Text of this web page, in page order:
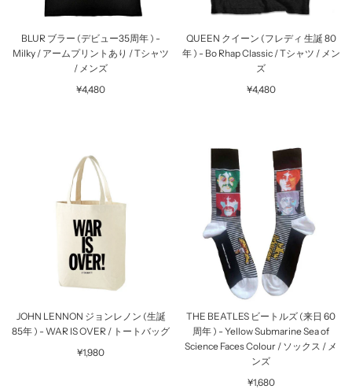
BLUR ブラー (デビュー35周年 ) -
Milky / アームプリントあり / Tシャツ
/ メンズ
¥4,480
QUEEN クイーン (フレディ 生誕 80
年 ) - Bo Rhap Classic / Tシャツ / メン
ズ
¥4,480
JOHN LENNON ジョンレノン (生誕
85年 ) - WAR IS OVER / トートバッグ
¥1,980
THE BEATLES ビートルズ (来日 60
周年 ) - Yellow Submarine Sea of
Science Faces Colour / ソックス / メ
ンズ
¥1,680